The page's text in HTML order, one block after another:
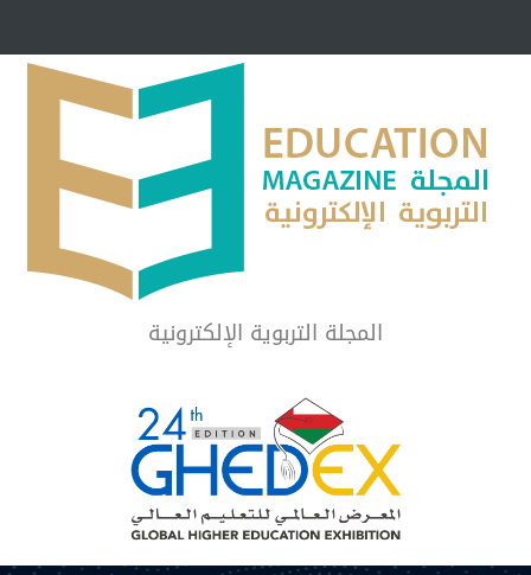
شراكة مجتمعية لمجمع تعليمي بالطائف تستهدف
الشهداء والمتفوقين
لماذا تعد برامج توعية الأطفال بخصوصية الجسد وقاية لا
المجلة التربوية الإلكترونية